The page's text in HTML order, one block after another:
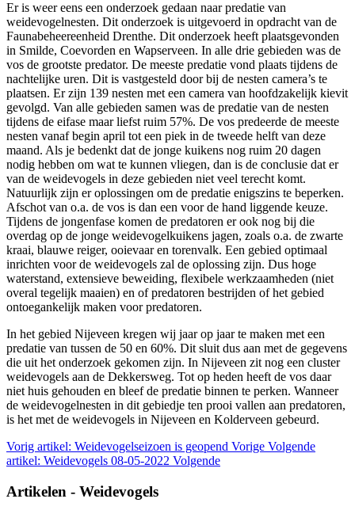
Er is weer eens een onderzoek gedaan naar predatie van
weidevogelnesten. Dit onderzoek is uitgevoerd in opdracht van de
Faunabeheereenheid Drenthe. Dit onderzoek heeft plaatsgevonden
in Smilde, Coevorden en Wapserveen. In alle drie gebieden was de
vos de grootste predator. De meeste predatie vond plaats tijdens de
nachtelijke uren. Dit is vastgesteld door bij de nesten camera’s te
plaatsen. Er zijn 139 nesten met een camera van hoofdzakelijk kievit
gevolgd. Van alle gebieden samen was de predatie van de nesten
tijdens de eifase maar liefst ruim 57%. De vos predeerde de meeste
nesten vanaf begin april tot een piek in de tweede helft van deze
maand. Als je bedenkt dat de jonge kuikens nog ruim 20 dagen
nodig hebben om wat te kunnen vliegen, dan is de conclusie dat er
van de weidevogels in deze gebieden niet veel terecht komt.
Natuurlijk zijn er oplossingen om de predatie enigszins te beperken.
Afschot van o.a. de vos is dan een voor de hand liggende keuze.
Tijdens de jongenfase komen de predatoren er ook nog bij die
overdag op de jonge weidevogelkuikens jagen, zoals o.a. de zwarte
kraai, blauwe reiger, ooievaar en torenvalk. Een gebied optimaal
inrichten voor de weidevogels zal de oplossing zijn. Dus hoge
waterstand, extensieve beweiding, flexibele werkzaamheden (niet
overal tegelijk maaien) en of predatoren bestrijden of het gebied
ontoegankelijk maken voor predatoren.
In het gebied Nijeveen kregen wij jaar op jaar te maken met een
predatie van tussen de 50 en 60%. Dit sluit dus aan met de gegevens
die uit het onderzoek gekomen zijn. In Nijeveen zit nog een cluster
weidevogels aan de Dekkersweg. Tot op heden heeft de vos daar
niet huis gehouden en bleef de predatie binnen te perken. Wanneer
de weidevogelnesten in dit gebiedje ten prooi vallen aan predatoren,
is het met de weidevogels in Nijeveen en Kolderveen gebeurd.
Vorig artikel: Weidevogelseizoen is geopend Vorige Volgende
artikel: Weidevogels 08-05-2022 Volgende
Artikelen - Weidevogels